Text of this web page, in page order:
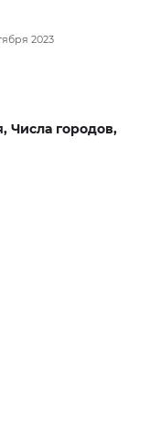
2023
Числа городов,